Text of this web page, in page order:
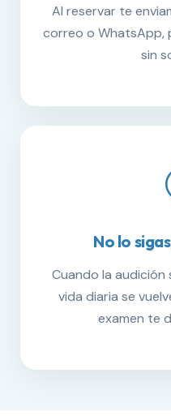
Al reservar te
correo o WhatsApp,
sin
No lo
Cuando la audición
vida diaria se
examen te